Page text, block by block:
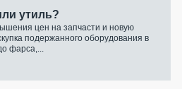
утиль?
цен на запчасти и новую
подержанного оборудования в
фарса,...